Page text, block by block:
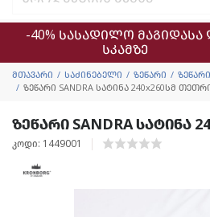
-40% სასადილო მაგიდასა
სკამზე
მთავარი საძინებელი ზეწარი
ზეწარი SANDRA სატინა 240x260სმ
ზეწარი SANDRA სატინა
კოდი: 1449001